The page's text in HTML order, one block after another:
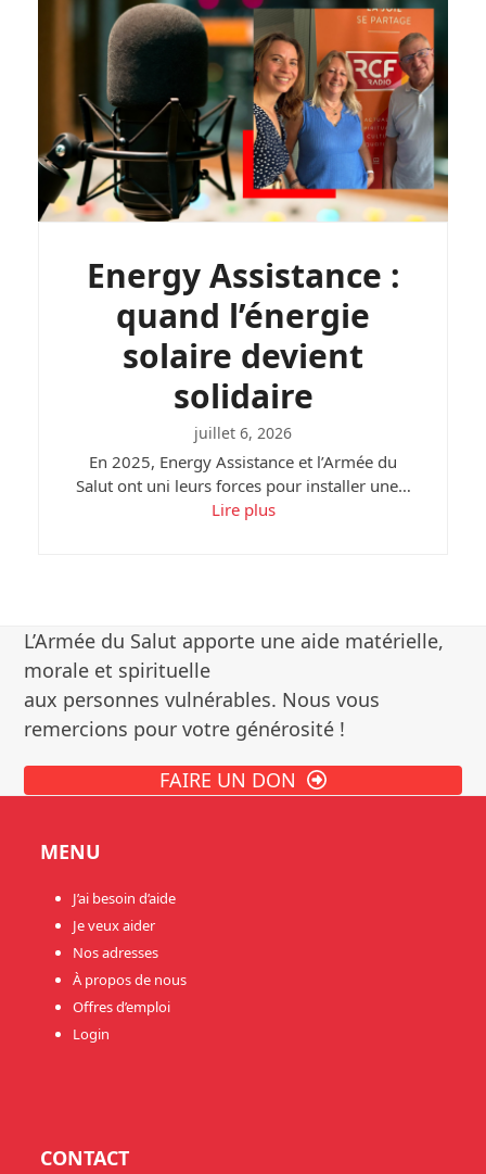
Energy Assistance :
quand l’énergie
solaire devient
solidaire
juillet 6, 2026
En 2025, Energy Assistance et l’Armée du
Salut ont uni leurs forces pour installer une…
Lire plus
L’Armée du Salut apporte une aide matérielle,
morale et spirituelle
aux personnes vulnérables. Nous vous
remercions pour votre générosité !
FAIRE UN DON
MENU
J’ai besoin d’aide
Je veux aider
Nos adresses
À propos de nous
Offres d’emploi
Login
CONTACT